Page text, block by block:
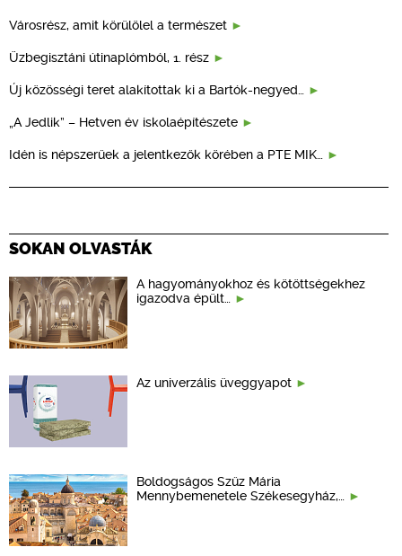
Városrész, amit körülölel a természet
Üzbegisztáni útinaplómból, 1. rész
Új közösségi teret alakítottak ki a Bartók-negyed…
„A Jedlik” – Hetven év iskolaépítészete
Idén is népszerűek a jelentkezők körében a PTE MIK…
SOKAN OLVASTÁK
A hagyományokhoz és kötöttségekhez
igazodva épült…
Az univerzális üveggyapot
Boldogságos Szűz Mária
Mennybemenetele Székesegyház,…